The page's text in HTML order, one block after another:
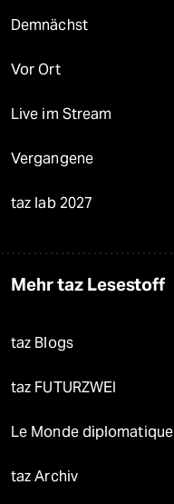
Demnächst
Vor Ort
Live im Stream
Vergangene
taz lab 2027
Mehr taz Lesestoff
taz Blogs
taz FUTURZWEI
Le Monde diplomatique
taz Archiv